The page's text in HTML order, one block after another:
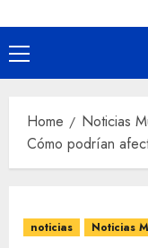
Home
Noticias
Cómo podrían
noticias Noticias